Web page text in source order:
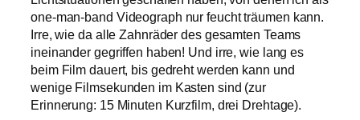
one-man-band Videograph nur feucht träumen kann.
Irre, wie da alle Zahnräder des gesamten Teams
ineinander gegriffen haben! Und irre, wie lang es
beim Film dauert, bis gedreht werden kann und
wenige Filmsekunden im Kasten sind (zur
Erinnerung: 15 Minuten Kurzfilm, drei Drehtage).